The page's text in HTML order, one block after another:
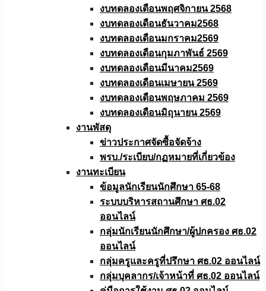
งบทดลองเดือนพฤศจิกายน 2568
งบทดลองเดือนธันวาคม2568
งบทดลองเดือนมกราคม2569
งบทดลองเดือนกุมภาพันธ์ 2569
งบทดลองเดือนมีนาคม2569
งบทดลองเดือนเมษายน 2569
งบทดลองเดือนพฤษภาคม 2569
งบทดลองเดือนมิถุนายน 2569
งานพัสดุ
ข่าวประกาศจัดซื้อจัดจ้าง
พรบ./ระเบียบ/กฏหมายที่เกี่ยวข้อง
งานทะเบียน
ข้อมูลนักเรียนนักศึกษา 65-68
ระบบบริหารสถานศึกษา ศธ.02
ออนไลน์
กลุ่มนักเรียนนักศึกษา/ผู้ปกครอง ศธ.02
ออนไลน์
กลุ่มครูและครูที่ปรึกษา ศธ.02 ออนไลน์
กลุ่มบุคลากร/เจ้าหน้าที่ ศธ.02 ออนไลน์